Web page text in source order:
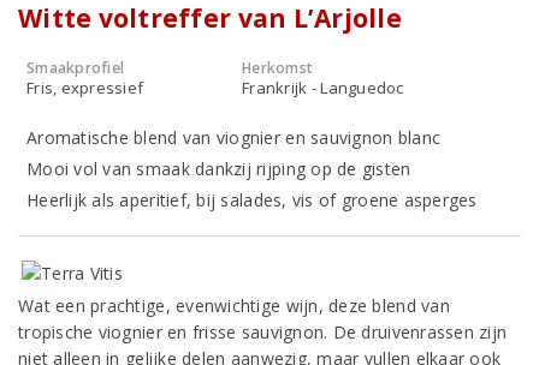
Witte voltreffer van L’Arjolle
Smaakprofiel
Fris, expressief
Herkomst
Frankrijk - Languedoc
Aromatische blend van viognier en sauvignon blanc
Mooi vol van smaak dankzij rijping op de gisten
Heerlijk als aperitief, bij salades, vis of groene asperges
Wat een prachtige, evenwichtige wijn, deze blend van
tropische viognier en frisse sauvignon. De druivenrassen zijn
niet alleen in gelijke delen aanwezig, maar vullen elkaar ook